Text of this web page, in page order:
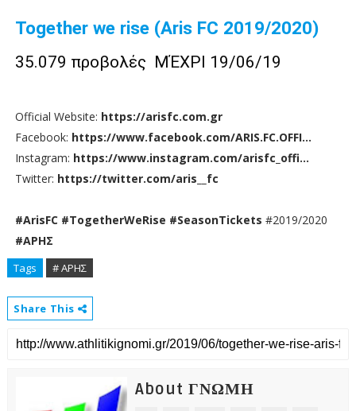
Together we rise (Aris FC 2019/2020)
35.079 προβολές ΜΈΧΡΙ 19/06/19
Official Website: https://arisfc.com.gr
Facebook: https://www.facebook.com/ARIS.FC.OFFI...
Instagram: https://www.instagram.com/arisfc_offi...
Twitter: https://twitter.com/aris__fc
#ArisFC #TogetherWeRise #SeasonTickets #2019/2020
#ΑΡΗΣ
Tags # ΑΡΗΣ
Share This
About ΓΝΩΜΗ